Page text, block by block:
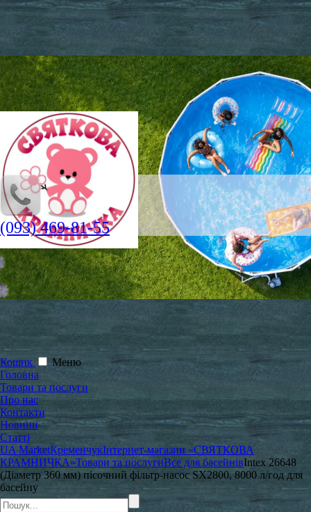
(093) 469-81-55
Кошик
Меню
Головна
Товари та послуги
Про нас
Контакти
Новини
Статті
UA MarketКременчукІнтернет-магазин «СВЯТКОВА
КРАМНИЧКА»Товари та послугиВсе для басейнівIntex 26648
(Діаметр 360 мм) пісочний фільтр-насос SX2800, 8000 л/год для
басейну